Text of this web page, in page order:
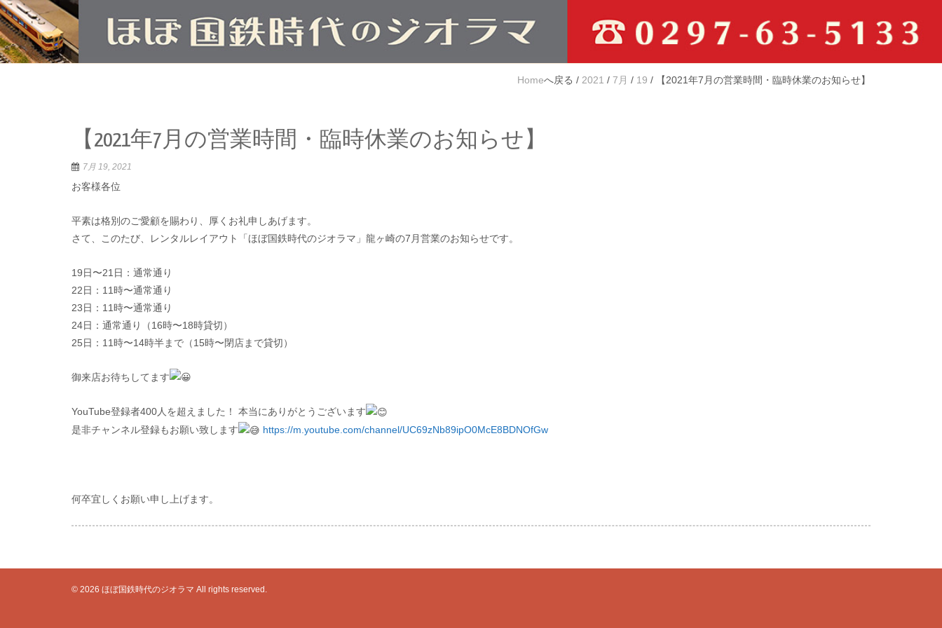
Home / 2021 / 7月 / 19 / 【2021年7月の営業時間・臨時休業のお知らせ】
【2021年7月の営業時間・臨時休業のお知らせ】
7月 19, 2021
お客様各位
平素は格別のご愛顧を賜わり、厚くお礼申しあげます。
さて、このたび、レンタルレイアウト「ほぼ国鉄時代のジオラマ」龍ヶ崎の7月営業のお知らせです。
19日〜21日：通常通り
22日：11時〜通常通り
23日：11時〜通常通り
24日：通常通り（16時〜18時貸切）
25日：11時〜14時半まで（15時〜閉店まで貸切）
御来店お待ちしてます
YouTube登録者400人を超えました！ 本当にありがとうございます
是非チャンネル登録もお願い致します
https://m.youtube.com/channel/UC69zNb89ipO0McE8BDNOfGw
何卒宜しくお願い申し上げます。
© 2026 ほぼ国鉄時代のジオラマ All rights reserved.